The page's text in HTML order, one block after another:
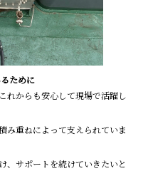
ために
れからも安心して現場で活躍し
み重ねによって支えられていま
、サポートを続けていきたいと